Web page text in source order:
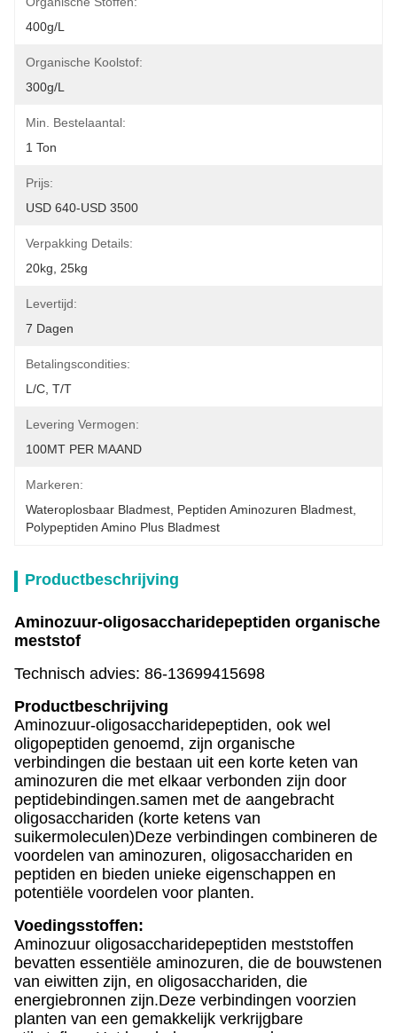
400g/L
Organische Koolstof:
300g/L
Min. Bestelaantal:
1 Ton
Prijs:
USD 640-USD 3500
Verpakking Details:
20kg, 25kg
Levertijd:
7 Dagen
Betalingscondities:
L/C, T/T
Levering Vermogen:
100MT PER MAAND
Markeren:
Wateroplosbaar Bladmest Peptiden Aminozuren Bladmest
Polypeptiden Amino Plus Bladmest
Productbeschrijving
Aminozuur-oligosaccharidepeptiden organische
meststof
Technisch advies: 86-13699415698
Productbeschrijving
Aminozuur-oligosaccharidepeptiden, ook wel
oligopeptiden genoemd, zijn organische
verbindingen die bestaan uit een korte keten van
aminozuren die met elkaar verbonden zijn door
peptidebindingen.samen met de aangebracht
oligosacchariden (korte ketens van
suikermoleculen)Deze verbindingen combineren de
voordelen van aminozuren, oligosacchariden en
peptiden en bieden unieke eigenschappen en
potentiële voordelen voor planten.
Voedingsstoffen:
Aminozuur oligosaccharidepeptiden meststoffen
bevatten essentiële aminozuren, die de bouwstenen
van eiwitten zijn, en oligosacchariden, die
energiebronnen zijn.Deze verbindingen voorzien
planten van een gemakkelijk verkrijgbare